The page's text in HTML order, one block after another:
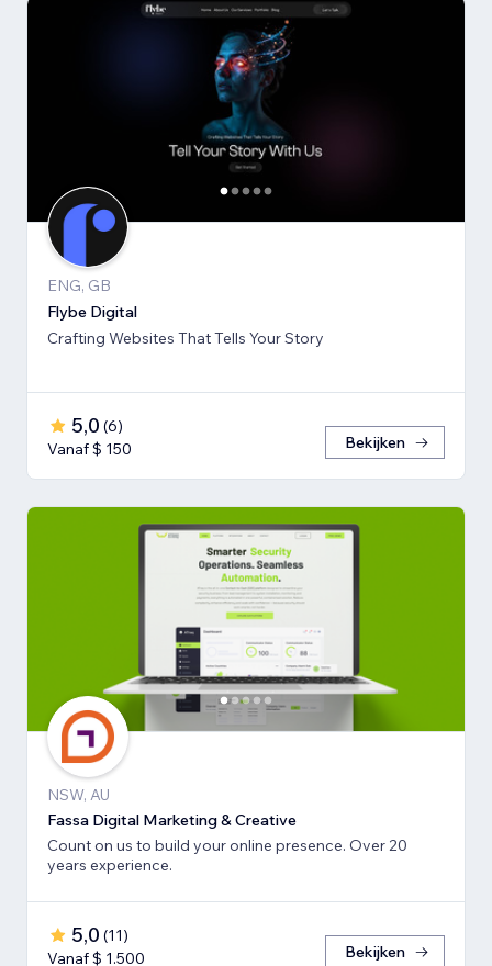
ENG, GB
Flybe Digital
Crafting Websites That Tells Your Story
5,0 (6)
Vanaf $ 150
Bekijken
NSW, AU
Fassa Digital Marketing & Creative
Count on us to build your online presence. Over 20
years experience.
5,0 (11)
Vanaf $ 1.500
Bekijken